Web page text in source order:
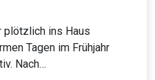
plötzlich ins Haus
Tagen im Frühjahr
Nach…